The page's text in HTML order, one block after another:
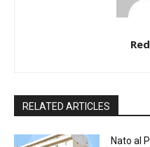
RELATED ARTICLES
Nato al